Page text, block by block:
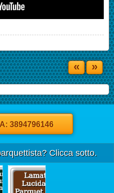
« »
3894796146
Clicca sotto.